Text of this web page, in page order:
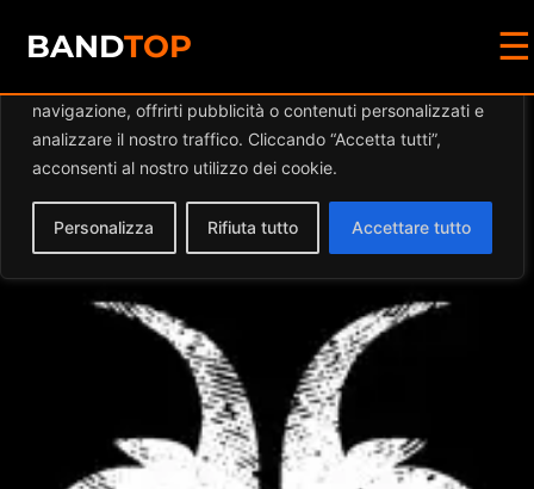
Diamo valore alla tua privacy
navigazione, offrirti pubblicità o contenuti personalizzati e
analizzare il nostro traffico. Cliccando “Accetta tutti”,
acconsenti al nostro utilizzo dei cookie.
Personalizza Rifiuta tutto Accettare tutto
BANDTOP ☰
Events by this
organizer